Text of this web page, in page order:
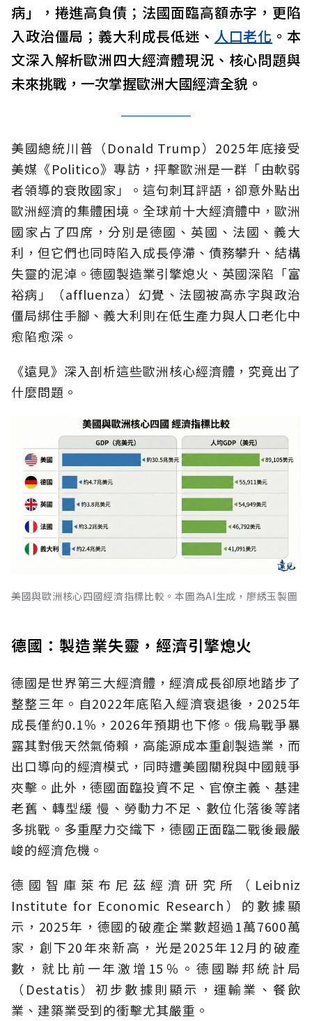
病」，捲進高負債；法國面臨高額赤字，更陷
入政治僵局；義大利成長低迷、 人口老化 。本
文深入解析歐洲四大經濟體現況、核心問題與
未來挑戰，一次掌握歐洲大國經濟全貌。
美國總統川普（Donald Trump）2025年底接受
美媒《Politico》專訪，抨擊歐洲是一群「由軟弱
者領導的衰敗國家」。這句刺耳評語，卻意外點出
歐洲經濟的集體困境。全球前十大經濟體中，歐洲
國家占了四席，分別是德國、英國、法國、義大
利，但它們也同時陷入成長停滯、債務攀升、結構
失靈的泥淖。德國製造業引擎熄火、英國深陷「富
裕病」（affluenza）幻覺、法國被高赤字與政治
僵局綁住手腳、義大利則在低生產力與人口老化中
愈陷愈深。
《遠見》深入剖析這些歐洲核心經濟體，究竟出了
什麼問題。
美國與歐洲核心四國經濟指標比較。本圖為AI生成，廖綉玉製圖
德國：製造業失靈，經濟引擎熄火
德國是世界第三大經濟體，經濟成長卻原地踏步了
整整三年。自2022年底陷入經濟衰退後，2025年
成長僅約0.1％，2026年預期也下修。俄烏戰爭暴
露其對俄天然氣倚賴，高能源成本重創製造業，而
出口導向的經濟模式，同時遭美國關稅與中國競爭
夾擊。此外，德國面臨投資不足、官僚主義、基建
老舊、轉型緩 慢、勞動力不足、數位化落後等諸
多挑戰。多重壓力交織下，德國正面臨二戰後最嚴
峻的經濟危機。
德國智庫萊布尼茲經濟研究所（Leibniz
Institute for Economic Research）的數據顯
示，2025年，德國的破產企業數超過1萬7600萬
家，創下20年來新高，光是2025年12月的破產
數，就比前一年激增15％。德國聯邦統計局
（Destatis）初步數據則顯示，運輸業、餐飲
業、建築業受到的衝擊尤其嚴重。